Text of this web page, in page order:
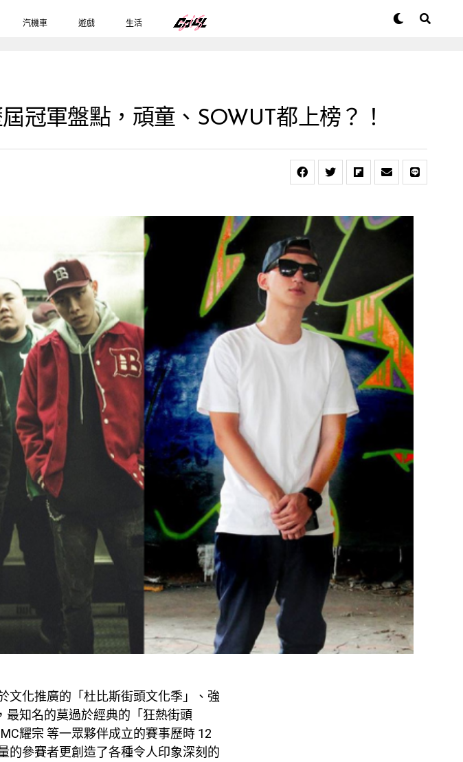
汽機車 遊戲 生活
冠軍盤點，頑童、SOWUT都上榜？！
文化推廣的「杜比斯街頭文化季」、強
最知名的莫過於經典的「狂熱街頭
耀宗 等一眾夥伴成立的賽事歷時 12
的參賽者更創造了各種令人印象深刻的